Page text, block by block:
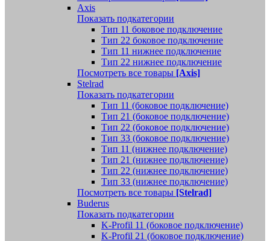
Axis
Показать подкатегории
Тип 11 боковое подключение
Тип 22 боковое подключение
Тип 11 нижнее подключение
Тип 22 нижнее подключение
Посмотреть все товары [Axis]
Stelrad
Показать подкатегории
Tип 11 (боковое подключение)
Тип 21 (боковое подключение)
Тип 22 (боковое подключение)
Тип 33 (боковое подключение)
Тип 11 (нижнее подключение)
Тип 21 (нижнее подключение)
Тип 22 (нижнее подключение)
Тип 33 (нижнее подключение)
Посмотреть все товары [Stelrad]
Buderus
Показать подкатегории
K-Profil 11 (боковое подключение)
K-Profil 21 (боковое подключение)